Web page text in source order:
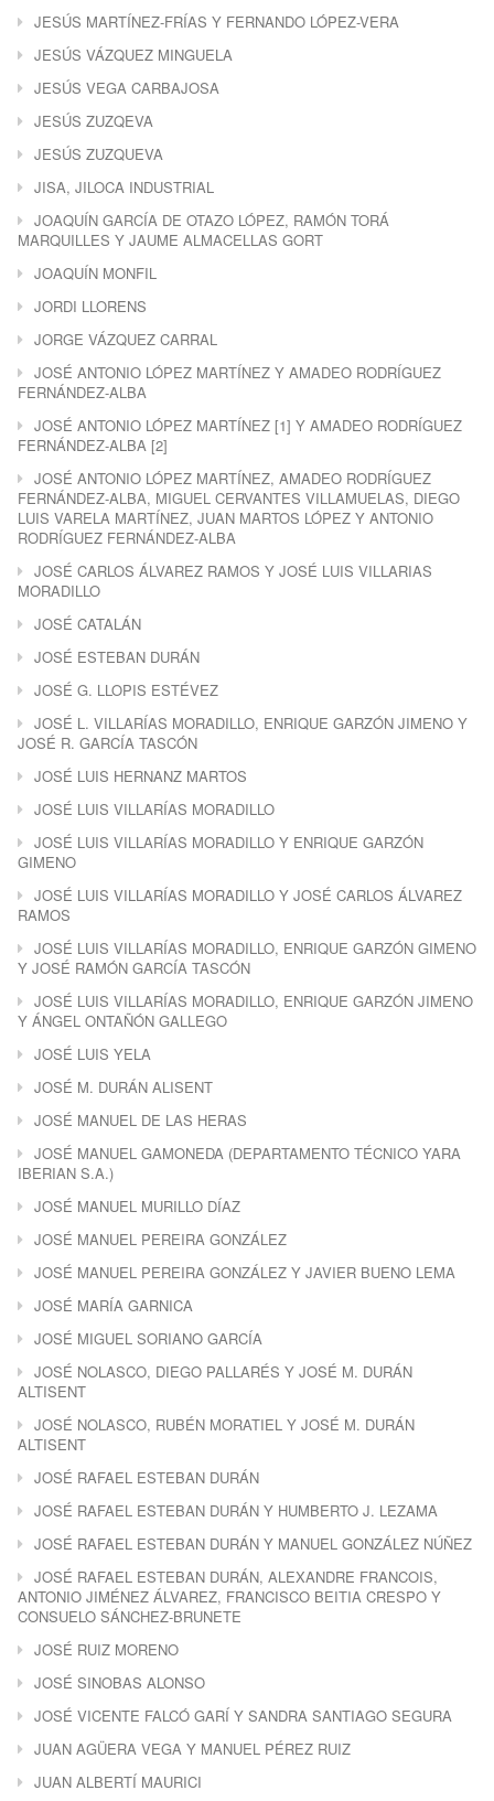
JESÚS MARTÍNEZ-FRÍAS Y FERNANDO LÓPEZ-VERA
JESÚS VÁZQUEZ MINGUELA
JESÚS VEGA CARBAJOSA
JESÚS ZUZQEVA
JESÚS ZUZQUEVA
JISA, JILOCA INDUSTRIAL
JOAQUÍN GARCÍA DE OTAZO LÓPEZ, RAMÓN TORÁ
MARQUILLES Y JAUME ALMACELLAS GORT
JOAQUÍN MONFIL
JORDI LLORENS
JORGE VÁZQUEZ CARRAL
JOSÉ ANTONIO LÓPEZ MARTÍNEZ Y AMADEO RODRÍGUEZ
FERNÁNDEZ-ALBA
JOSÉ ANTONIO LÓPEZ MARTÍNEZ [1] Y AMADEO RODRÍGUEZ
FERNÁNDEZ-ALBA [2]
JOSÉ ANTONIO LÓPEZ MARTÍNEZ, AMADEO RODRÍGUEZ
FERNÁNDEZ-ALBA, MIGUEL CERVANTES VILLAMUELAS, DIEGO
LUIS VARELA MARTÍNEZ, JUAN MARTOS LÓPEZ Y ANTONIO
RODRÍGUEZ FERNÁNDEZ-ALBA
JOSÉ CARLOS ÁLVAREZ RAMOS Y JOSÉ LUIS VILLARIAS
MORADILLO
JOSÉ CATALÁN
JOSÉ ESTEBAN DURÁN
JOSÉ G. LLOPIS ESTÉVEZ
JOSÉ L. VILLARÍAS MORADILLO, ENRIQUE GARZÓN JIMENO Y
JOSÉ R. GARCÍA TASCÓN
JOSÉ LUIS HERNANZ MARTOS
JOSÉ LUIS VILLARÍAS MORADILLO
JOSÉ LUIS VILLARÍAS MORADILLO Y ENRIQUE GARZÓN
GIMENO
JOSÉ LUIS VILLARÍAS MORADILLO Y JOSÉ CARLOS ÁLVAREZ
RAMOS
JOSÉ LUIS VILLARÍAS MORADILLO, ENRIQUE GARZÓN GIMENO
Y JOSÉ RAMÓN GARCÍA TASCÓN
JOSÉ LUIS VILLARÍAS MORADILLO, ENRIQUE GARZÓN JIMENO
Y ÁNGEL ONTAÑÓN GALLEGO
JOSÉ LUIS YELA
JOSÉ M. DURÁN ALISENT
JOSÉ MANUEL DE LAS HERAS
JOSÉ MANUEL GAMONEDA (DEPARTAMENTO TÉCNICO YARA
IBERIAN S.A.)
JOSÉ MANUEL MURILLO DÍAZ
JOSÉ MANUEL PEREIRA GONZÁLEZ
JOSÉ MANUEL PEREIRA GONZÁLEZ Y JAVIER BUENO LEMA
JOSÉ MARÍA GARNICA
JOSÉ MIGUEL SORIANO GARCÍA
JOSÉ NOLASCO, DIEGO PALLARÉS Y JOSÉ M. DURÁN
ALTISENT
JOSÉ NOLASCO, RUBÉN MORATIEL Y JOSÉ M. DURÁN
ALTISENT
JOSÉ RAFAEL ESTEBAN DURÁN
JOSÉ RAFAEL ESTEBAN DURÁN Y HUMBERTO J. LEZAMA
JOSÉ RAFAEL ESTEBAN DURÁN Y MANUEL GONZÁLEZ NÚÑEZ
JOSÉ RAFAEL ESTEBAN DURÁN, ALEXANDRE FRANCOIS,
ANTONIO JIMÉNEZ ÁLVAREZ, FRANCISCO BEITIA CRESPO Y
CONSUELO SÁNCHEZ-BRUNETE
JOSÉ RUIZ MORENO
JOSÉ SINOBAS ALONSO
JOSÉ VICENTE FALCÓ GARÍ Y SANDRA SANTIAGO SEGURA
JUAN AGÜERA VEGA Y MANUEL PÉREZ RUIZ
JUAN ALBERTÍ MAURICI